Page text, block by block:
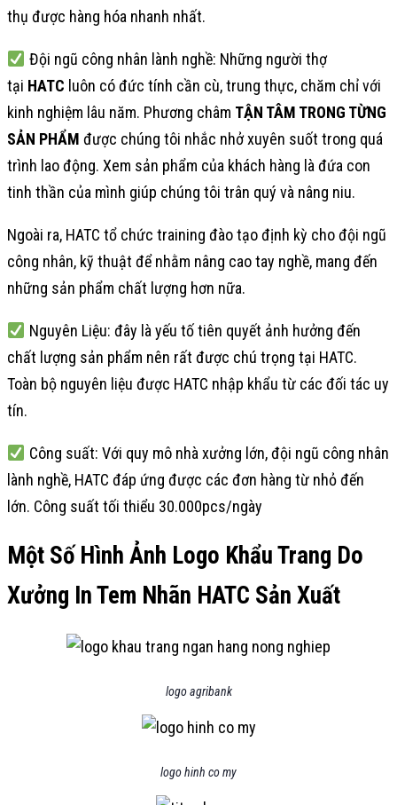
thụ được hàng hóa nhanh nhất.
Đội ngũ công nhân lành nghề: Những người thợ
tại HATC luôn có đức tính cần cù, trung thực, chăm chỉ với
kinh nghiệm lâu năm. Phương châm TẬN TÂM TRONG TỪNG
SẢN PHẨM được chúng tôi nhắc nhở xuyên suốt trong quá
trình lao động. Xem sản phẩm của khách hàng là đứa con
tinh thần của mình giúp chúng tôi trân quý và nâng niu.
Ngoài ra, HATC tổ chức training đào tạo định kỳ cho đội ngũ
công nhân, kỹ thuật để nhằm nâng cao tay nghề, mang đến
những sản phẩm chất lượng hơn nữa.
Nguyên Liệu: đây là yếu tố tiên quyết ảnh hưởng đến
chất lượng sản phẩm nên rất được chú trọng tại HATC.
Toàn bộ nguyên liệu được HATC nhập khẩu từ các đối tác uy
tín.
Công suất: Với quy mô nhà xưởng lớn, đội ngũ công nhân
lành nghề, HATC đáp ứng được các đơn hàng từ nhỏ đến
lớn. Công suất tối thiểu 30.000pcs/ngày
Một Số Hình Ảnh Logo Khẩu Trang Do
Xưởng In Tem Nhãn HATC Sản Xuất
logo agribank
logo hinh co my